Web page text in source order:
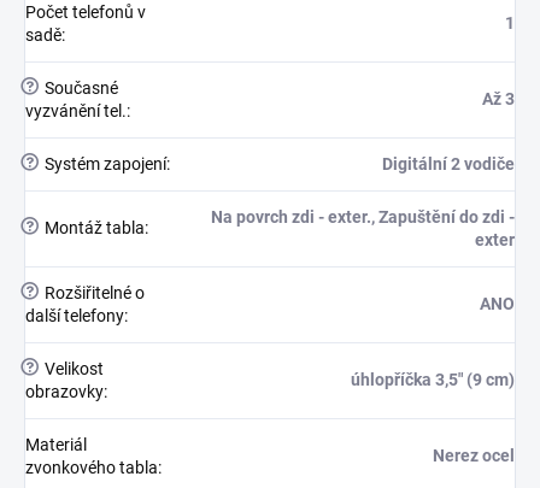
Počet telefonů v
sadě:
1
? Současné
vyzvánění tel.:
Až 3
? Systém zapojení: Digitální 2 vodiče
? Montáž tabla:
Na povrch zdi - exter., Zapuštění do zdi -
exter
?
Rozšiřitelné o
další telefony:
ANO
? Velikost
obrazovky:
úhlopříčka 3,5" (9 cm)
Materiál
zvonkového tabla:
Nerez ocel